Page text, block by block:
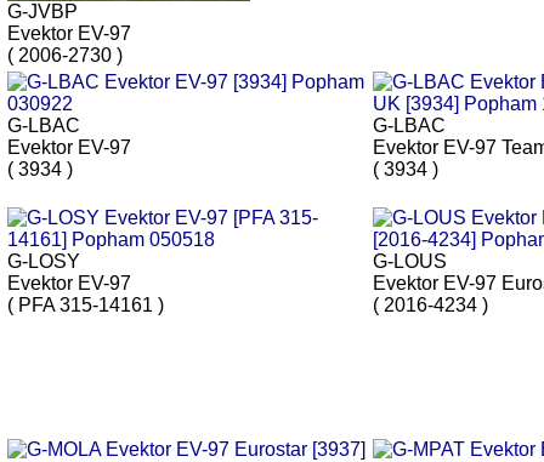
G-JVBP
Evektor EV-97
( 2006-2730 )
G-LBAC
Evektor EV-97
( 3934 )
G-LBAC
Evektor EV-97
( 3934 )
G-LOSY
Evektor EV-97
( PFA 315-14161 )
G-LOUS
Evektor EV-97
( 2016-4234 )